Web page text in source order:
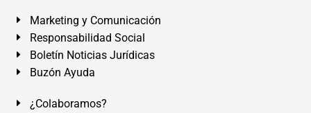
Marketing y Comunicación
Responsabilidad Social
Boletín Noticias Jurídicas
Buzón Ayuda
¿Colaboramos?